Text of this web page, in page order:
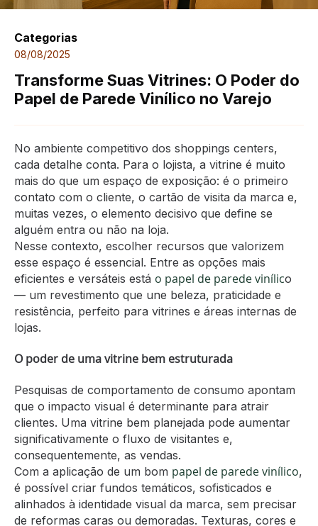
Categorias
08/08/2025
Transforme Suas Vitrines: O Poder do
Papel de Parede Vinílico no Varejo
No ambiente competitivo dos shoppings centers,
cada detalhe conta. Para o lojista, a vitrine é muito
mais do que um espaço de exposição: é o primeiro
contato com o cliente, o cartão de visita da marca e,
muitas vezes, o elemento decisivo que define se
alguém entra ou não na loja.
Nesse contexto, escolher recursos que valorizem
esse espaço é essencial. Entre as opções mais
eficientes e versáteis está o papel de parede vinílico
— um revestimento que une beleza, praticidade e
resistência, perfeito para vitrines e áreas internas de
lojas.
O poder de uma vitrine bem estruturada
Pesquisas de comportamento de consumo apontam
que o impacto visual é determinante para atrair
clientes. Uma vitrine bem planejada pode aumentar
significativamente o fluxo de visitantes e,
consequentemente, as vendas.
Com a aplicação de um bom papel de parede vinílico,
é possível criar fundos temáticos, sofisticados e
alinhados à identidade visual da marca, sem precisar
de reformas caras ou demoradas. Texturas, cores e